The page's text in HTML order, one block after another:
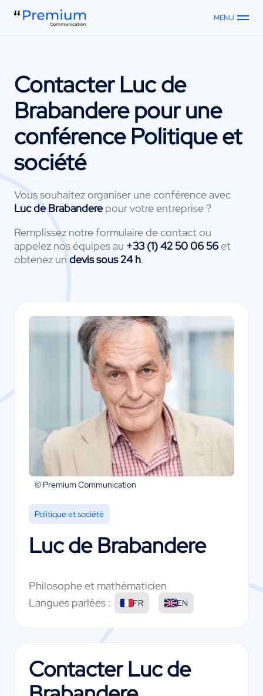
MENU
ContacterLuc de
Brabanderepour une
conférence Politique et
société
Vous souhaitez organiser une conférence avec
Luc de Brabanderepour votre entreprise ?
Remplissez notre formulaire de contact ou
appelez nos équipes au +33 (1) 42 50 06 56et
obtenez un devis sous 24 h.
© Premium Communication
Politique et société
Luc de Brabandere
Philosophe et mathématicien
Langues parlées :
FR EN
ContacterLuc de